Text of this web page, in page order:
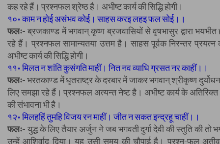
कह रहे हैं। प्रश्नफल श्रेष्ठ है। अभीष्ट कार्य की सिद्धि होगी।
१०॰ काम न होई असंभव कोई। साहस करइ लहइ फल सोई।।
फलः- ब्रजकाण्ड में भगवान् कृष्ण ब्रजवासियों से वृषभासुर द्वारा
रहे हैं। प्रश्नफल सामान्यतया उत्तम है। साहस पूर्वक निरन्तर प्रयत्न
अभीष्ट कार्य की सिद्धि होगी।
११॰ मिलत न शांति कुसंगति माहीं। नित नव व्याधि ग्रसत नर काहीं।।
फलः-भरतकाण्ड में धृतराष्ट्र के दरबार में जाकर भगवान् श्रीकृष्ण
लिए समझा रहे हैं। प्रश्नफल अत्यन्त नेष्ट है। अभीष्ट कार्य के अतिरिक्त
की संभावना भी है।
१२॰ मिलहहिं तुमहि विजय रन माहीं। जीत न सकत इन्द्रहू चाहीं।।
फलः- युद्ध के लिए तैयार अर्जुन ने जब भगवती दुर्गा देवी की स्तुति की तो
उन्हें आशिर्वाद दिया। यह उसी समय की चौपाई है। प्रश्न-फल